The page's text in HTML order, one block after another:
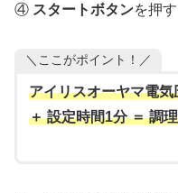
④ スタートボタンを押す
＼ここがポイント！／
アイリスオーヤマ電
＋ 設定時間1分 ＝ 調